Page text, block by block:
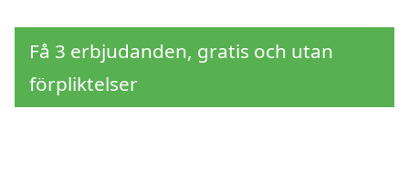
Få 3 erbjudanden, gratis och utan
förpliktelser